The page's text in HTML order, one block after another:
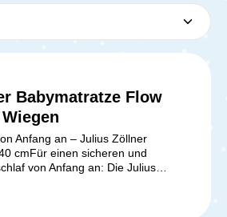
Babymatratze Flow
Anfang an – Julius Zöllner
cmFür einen sicheren und
von Anfang an: Die Julius
Flow Lite One in der Größe
Wahl für Wiegen, Stubenwagen